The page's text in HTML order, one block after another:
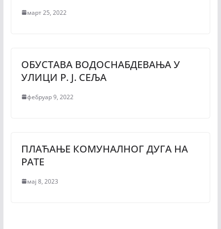
март 25, 2022
ОБУСТАВА ВОДОСНАБДЕВАЊА У
УЛИЦИ Р. Ј. СЕЉА
фебруар 9, 2022
ПЛАЋАЊЕ КОМУНАЛНОГ ДУГА НА
РАТЕ
мај 8, 2023